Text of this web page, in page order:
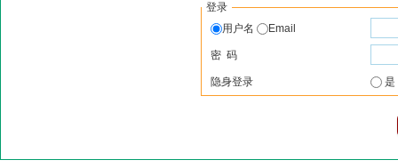
登录
用户名
Email
密 码
隐身登录